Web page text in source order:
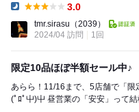
3.0
tmr.sirasu （2039）
2024/04 訪問
1回
限定10品ほぼ半額セール中♪
あらら！11/16まで、5店舗で「
(ﾟﾛﾟ屮)屮 昼営業の「安安」って結構少ないんだよね！と言うことで休日